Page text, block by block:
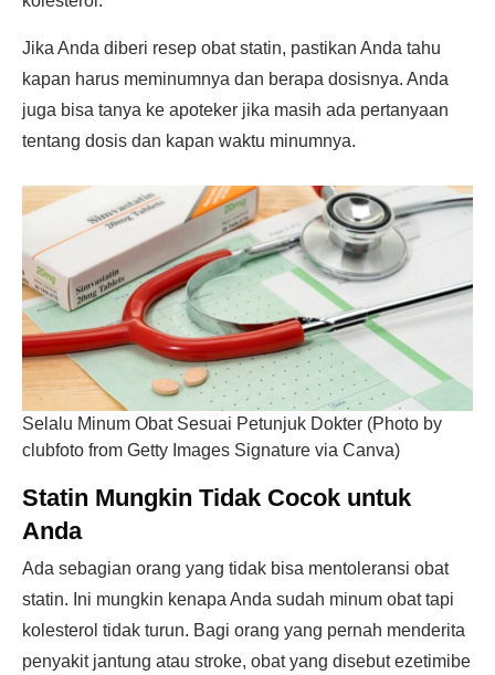
Jika Anda diberi resep obat statin, pastikan Anda tahu
kapan harus meminumnya dan berapa dosisnya. Anda
juga bisa tanya ke apoteker jika masih ada pertanyaan
tentang dosis dan kapan waktu minumnya.
Selalu Minum Obat Sesuai Petunjuk Dokter (Photo by
clubfoto from Getty Images Signature via Canva)
Statin Mungkin Tidak Cocok untuk
Anda
Ada sebagian orang yang tidak bisa mentoleransi obat
statin. Ini mungkin kenapa Anda sudah minum obat tapi
kolesterol tidak turun. Bagi orang yang pernah menderita
penyakit jantung atau stroke, obat yang disebut ezetimibe